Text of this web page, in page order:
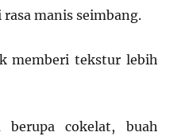
manis seimbang.
memberi tekstur lebih
berupa cokelat, buah